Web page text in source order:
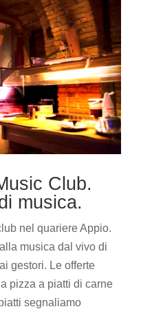
Club.
musica.
nel quariere Appio.
musica dal vivo di
gestori. Le offerte
pizza a piatti di carne
segnaliamo